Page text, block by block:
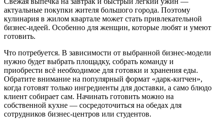
актуальные покупки жителя большого города. Поэтому
кулинария в жилом квартале может стать привлекательной
бизнес-идеей. Особенно для женщин, которые любят и умеют
готовить.
Что потребуется. В зависимости от выбранной бизнес-модели
нужно будет выбрать площадку, собрать команду и
приобрести всё необходимое для готовки и хранения еды.
Обратите внимание на популярный формат «дарк-китчен»,
когда готовят только ингредиенты для доставки, а само блюдо
клиент собирает сам. Начинать готовить можно на
собственной кухне — сосредоточиться на обедах для
сотрудников бизнес-центров или студентов.